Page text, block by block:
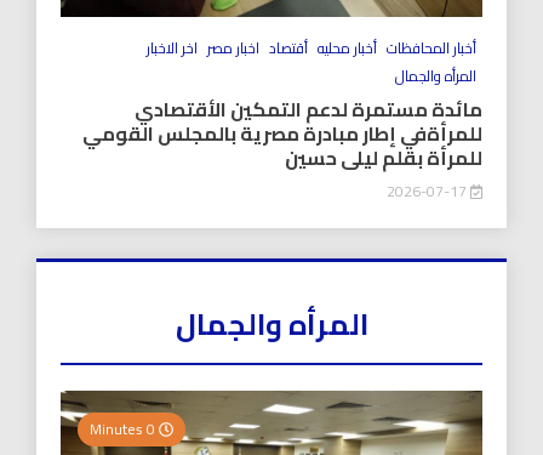
أخبار المحافظات أخبار محليه أقتصاد اخبار مصر اخر الاخبار
المرأه والجمال
مائدة مستمرة لدعم التمكين الأقتصادي
للمرأةفي إطار مبادرة مصرية بالمجلس القومي
للمرأة بقلم ليلى حسين
المرأه والجمال